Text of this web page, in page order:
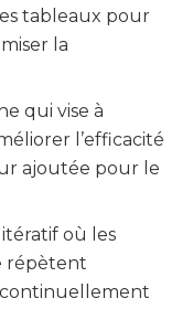
tableaux pour
la
qui vise à
l’efficacité
ajoutée pour le
où les
répètent